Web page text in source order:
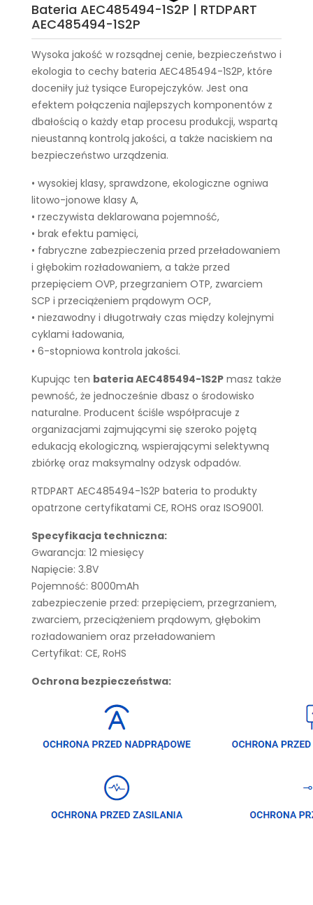
Bateria AEC485494-1S2P | RTDPART
AEC485494-1S2P
Wysoka jakość w rozsądnej cenie, bezpieczeństwo i
ekologia to cechy bateria AEC485494-1S2P, które
doceniły już tysiące Europejczyków. Jest ona
efektem połączenia najlepszych komponentów z
dbałością o każdy etap procesu produkcji, wspartą
nieustanną kontrolą jakości, a także naciskiem na
bezpieczeństwo urządzenia.
• wysokiej klasy, sprawdzone, ekologiczne ogniwa
litowo-jonowe klasy A,
• rzeczywista deklarowana pojemność,
• brak efektu pamięci,
• fabryczne zabezpieczenia przed przeładowaniem
i głębokim rozładowaniem, a także przed
przepięciem OVP, przegrzaniem OTP, zwarciem
SCP i przeciążeniem prądowym OCP,
• niezawodny i długotrwały czas między kolejnymi
cyklami ładowania,
• 6-stopniowa kontrola jakości.
Kupując ten bateria AEC485494-1S2P masz także
pewność, że jednocześnie dbasz o środowisko
naturalne. Producent ściśle współpracuje z
organizacjami zajmującymi się szeroko pojętą
edukacją ekologiczną, wspierającymi selektywną
zbiórkę oraz maksymalny odzysk odpadów.
RTDPART AEC485494-1S2P bateria to produkty
opatrzone certyfikatami CE, ROHS oraz ISO9001.
Specyfikacja techniczna:
Gwarancja: 12 miesięcy
Napięcie: 3.8V
Pojemność: 8000mAh
zabezpieczenie przed: przepięciem, przegrzaniem,
zwarciem, przeciążeniem prądowym, głębokim
rozładowaniem oraz przeładowaniem
Certyfikat: CE, RoHS
Ochrona bezpieczeństwa: